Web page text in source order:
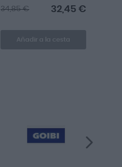
32,45 €
34,85 €
Añadir a la cesta